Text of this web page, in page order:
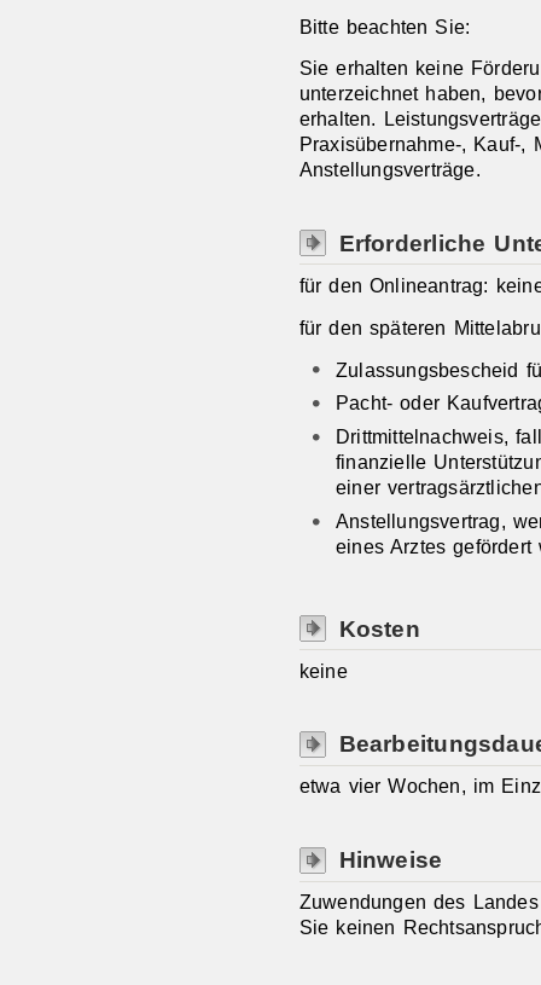
Bitte beachten Sie:
Sie erhalten keine
unterzeichnet haben,
erhalten.
Praxisübernahme-, Kauf-,
Anstellungsverträge.
Erforderliche
für den Onlineantrag:
für den späteren
Zulassungsbescheid
Pacht- oder
Drittmittelnachweis,
finanzielle
einer
Anstellungsvertrag,
eines Arztes gefördert
Kosten
keine
etwa vier Wochen, im
Hinweise
Zuwendungen des
Sie keinen